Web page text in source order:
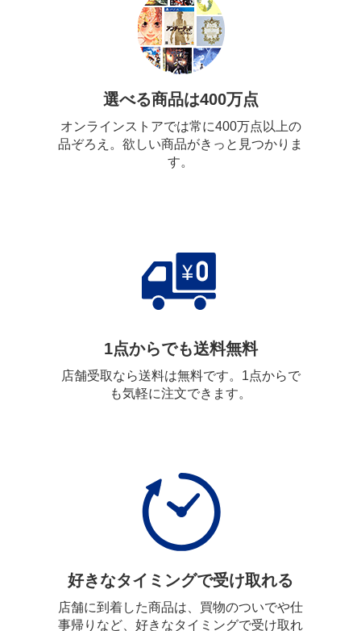
選べる商品は400万点
オンラインストアでは常に400万点以上の
品ぞろえ。欲しい商品がきっと見つかりま
す。
1点からでも送料無料
店舗受取なら送料は無料です。1点からで
も気軽に注文できます。
好きなタイミングで受け取れる
店舗に到着した商品は、買物のついでや仕
事帰りなど、好きなタイミングで受け取れ